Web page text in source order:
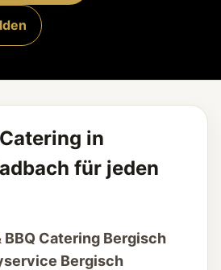
in
für jeden
BBQ Catering Bergisch
Bergisch